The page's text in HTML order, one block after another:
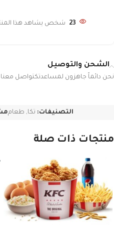
23 شخص يشاهد هذا
الشحن والتوصيل
نحن دائماً جاهزون لمساعدتكتواصل معنا
التصنيفات: تكا, طعام
منتجات ذات صلة